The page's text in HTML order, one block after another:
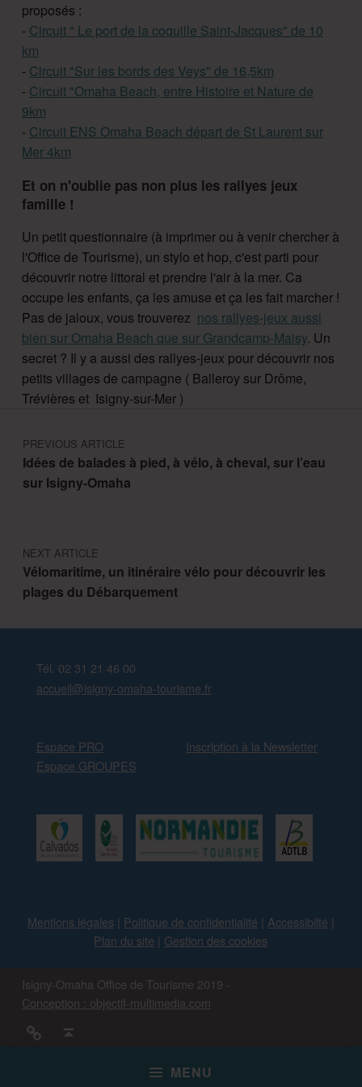
MENU
proposés :
- Circuit " Le port de la coquille Saint-Jacques" de 10
km
- Circuit "Sur les bords des Veys" de 16,5km
- Circuit "Omaha Beach, entre Histoire et Nature de
9km
- Circuit ENS Omaha Beach départ de St Laurent sur
Mer 4km
Et on n'oublie pas non plus les rallyes jeux
famille !
Un petit questionnaire (à imprimer ou à venir chercher à
l'Office de Tourisme), un stylo et hop, c'est parti pour
découvrir notre littoral et prendre l'air à la mer. Ca
occupe les enfants, ça les amuse et ça les fait marcher !
Pas de jaloux, vous trouverez nos rallyes-jeux aussi
bien sur Omaha Beach que sur Grandcamp-Maisy. Un
secret ? Il y a aussi des rallyes-jeux pour découvrir nos
petits villages de campagne ( Balleroy sur Drôme,
Trévières et Isigny-sur-Mer )
Navigation de l’article
PREVIOUS ARTICLE
Idées de balades à pied, à vélo, à cheval, sur l’eau
sur Isigny-Omaha
NEXT ARTICLE
Vélomaritime, un itinéraire vélo pour découvrir les
plages du Débarquement
Tél. 02 31 21 46 00
accueil@isigny-omaha-tourisme.fr
Espace PRO
Espace GROUPES
Inscription à la Newsletter
Mentions légales | Politique de confidentialité | Accessibilté |
Plan du site | Gestion des cookies
Isigny-Omaha Office de Tourisme 2019 -
Conception : objectif-multimedia.com